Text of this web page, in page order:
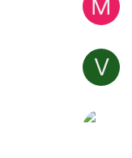
M
V